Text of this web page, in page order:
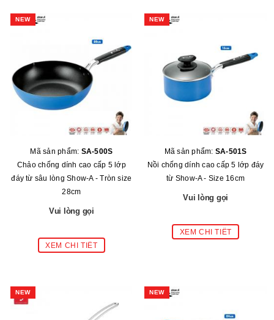
NEW
Mã sản phẩm: SA-500S
Chảo chống dính cao cấp 5 lớp
đáy từ sâu lòng Show-A - Tròn size
28cm
Vui lòng gọi
NEW
Mã sản phẩm: SA-501S
Nồi chống dính cao cấp 5 lớp đáy
từ Show-A - Size 16cm
Vui lòng gọi
NEW NEW